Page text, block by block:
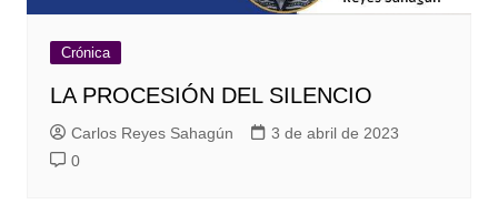
Crónica
LA PROCESIÓN DEL SILENCIO
Carlos Reyes Sahagún
3 de abril de 2023
0